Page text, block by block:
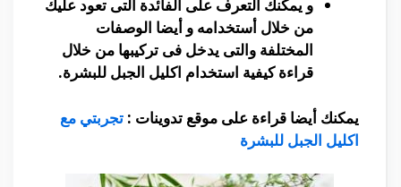
و يمكنك التعرف على الفائدة التى تعود عليك
من خلال أستخدامه و أيضا الوصفات
المختلفة والتى يدخل فى تركيبها من خلال
قراءة كيفية استخدام اكليل الجبل للبشرة.
يمكنك أيضا قراءة على موقع تدوينات : تجربتي مع
اكليل الجبل للبشرة